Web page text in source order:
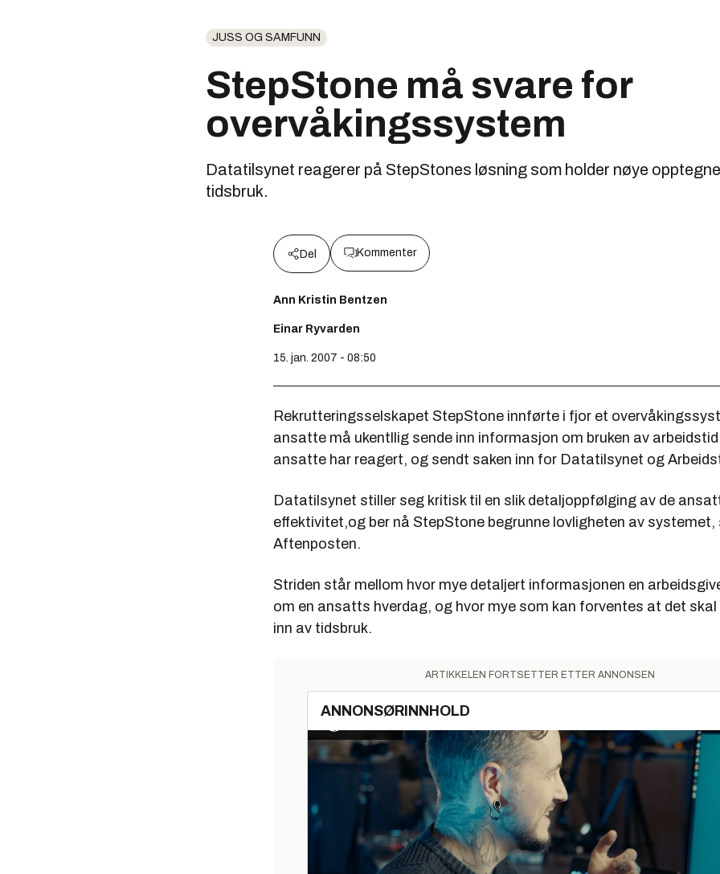
JUSS OG SAMFUNN
StepStone må svare for
overvåkingssystem
Datatilsynet reagerer på StepStones løsning som holder nøye
tidsbruk.
Del Kommenter
Ann Kristin Bentzen
Einar Ryvarden
15. jan. 2007 - 08:50
Rekrutteringsselskapet StepStone innførte i fjor et
ansatte må ukentllig sende inn informasjon om bruken av
ansatte har reagert, og sendt saken inn for Datatilsynet og
Datatilsynet stiller seg kritisk til en slik detaljoppfølging av de
effektivitet,og ber nå StepStone begrunne lovligheten av systemet,
Aftenposten.
Striden står mellom hvor mye detaljert informasjonen en
om en ansatts hverdag, og hvor mye som kan forventes at det
inn av tidsbruk.
ARTIKKELEN FORTSETTER ETTER ANNONSEN
ANNONSØRINNHOLD